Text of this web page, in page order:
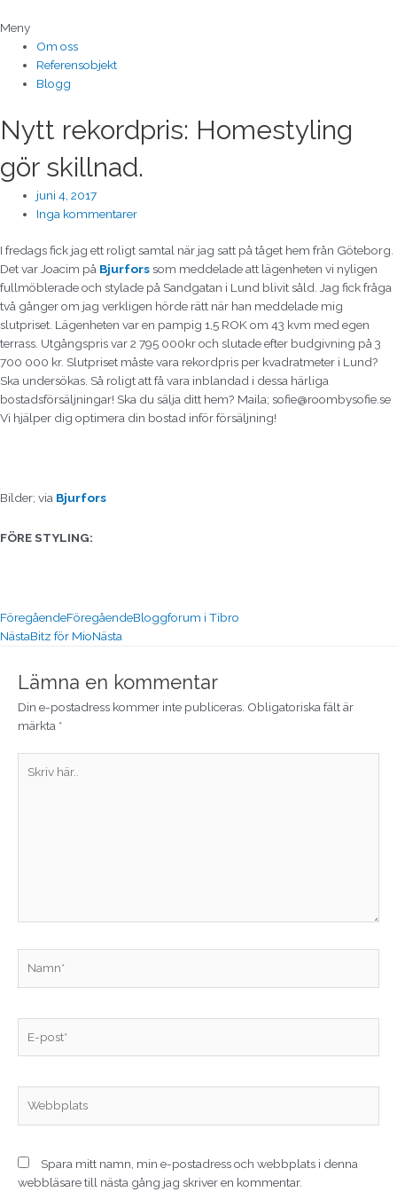
till
innehåll
Meny
Om oss
Referensobjekt
Blogg
Nytt rekordpris: Homestyling
gör skillnad.
juni 4, 2017
Inga kommentarer
I fredags fick jag ett roligt samtal när jag satt på tåget hem från Göteborg.
Det var Joacim på Bjurforssom meddelade att lägenheten vi nyligen
fullmöblerade och stylade på Sandgatan i Lund blivit såld. Jag fick fråga
två gånger om jag verkligen hörde rätt när han meddelade mig
slutpriset. Lägenheten var en pampig 1,5 ROK om 43 kvm med egen
terrass. Utgångspris var 2 795 000kr och slutade efter budgivning på 3
700 000 kr. Slutpriset måste vara rekordpris per kvadratmeter i Lund?
Ska undersökas. Så roligt att få vara inblandad i dessa härliga
bostadsförsäljningar! Ska du sälja ditt hem? Maila; sofie@roombysofie.se
Vi hjälper dig optimera din bostad inför försäljning!
Bilder; via Bjurfors
FÖRE STYLING:
FöregåendeFöregåendeBloggforum i Tibro
NästaBitz för MioNästa
Lämna en kommentar
Din e-postadress kommer inte publiceras. Obligatoriska fält är
märkta *
här..
post*
Spara mitt namn, min e-postadress och webbplats i denna
webbläsare till nästa gång jag skriver en kommentar.